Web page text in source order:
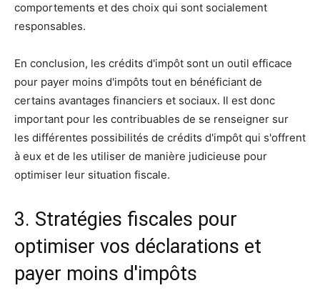
comportements et des choix qui sont socialement
responsables.
En conclusion, les crédits d'impôt sont un outil efficace
pour payer moins d'impôts tout en bénéficiant de
certains avantages financiers et sociaux. Il est donc
important pour les contribuables de se renseigner sur
les différentes possibilités de crédits d'impôt qui s'offrent
à eux et de les utiliser de manière judicieuse pour
optimiser leur situation fiscale.
3. Stratégies fiscales pour
optimiser vos déclarations et
payer moins d'impôts